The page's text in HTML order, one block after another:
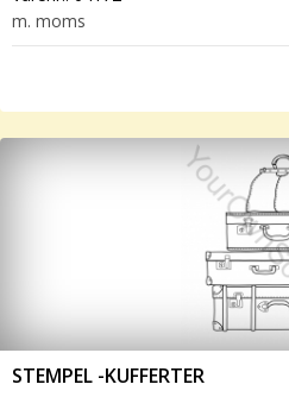
m. moms
STEMPEL -KUFFERTER